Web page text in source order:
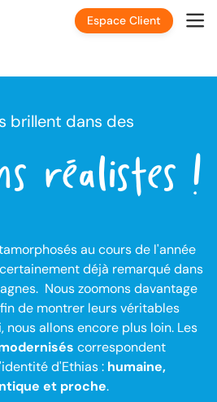
Espace Client
brillent dans des
réalistes !
au cours de l'année
déjà remarqué dans
Nous zoomons davantage
de montrer leurs véritables
nous allons encore plus loin. Les
correspondent
d'Ethias : humaine,
et proche.